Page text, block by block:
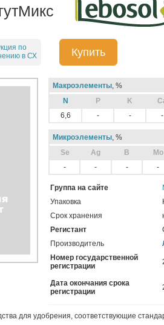
по
в СХ
Купить
Макроэлементы, %
N
P K
6,6
- - -
Микроэлементы, %
Sе
Ag B
Mo
-
- - -
Группа на сайте
Упаковка
Срок хранения
Регистант
Производитель
Номер государственной
регистрации
Дата окончания срока
регистрации
для удобрения, соответствующие